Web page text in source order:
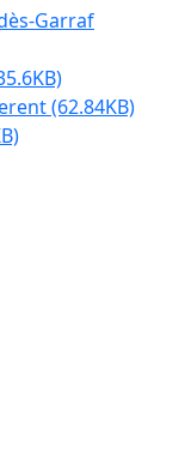
Garraf
(62.84KB)